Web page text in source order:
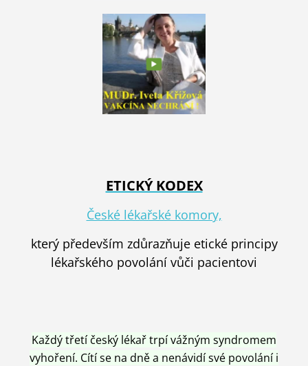
ETICKÝ KODEX
České lékařské komory,
který především zdůrazňuje etické principy
lékařského povolání vůči pacientovi
Každý třetí český lékař trpí vážným syndromem
vyhoření. Cítí se na dně a nenávidí své povolání i